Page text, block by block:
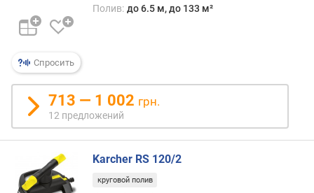
м
и
.
п
л
о
щ
а
ь
п
Спросить
Полив: до 6.5 м, до 133 м²
713 — 1 002 грн.
12 предложений
Karcher RS 120/2
круговой полив